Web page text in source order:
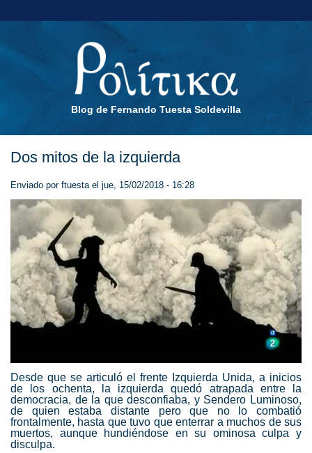
Blog de Fernando Tuesta Soldevilla
Dos mitos de la izquierda
Enviado por ftuestael jue, 15/02/2018 - 16:28
Desde que se articuló el frente Izquierda Unida, a inicios
de los ochenta, la izquierda quedó atrapada entre la
democracia, de la que desconfiaba, y Sendero Luminoso,
de quien estaba distante pero que no lo combatió
frontalmente, hasta que tuvo que enterrar a muchos de sus
muertos, aunque hundiéndose en su ominosa culpa y
disculpa.